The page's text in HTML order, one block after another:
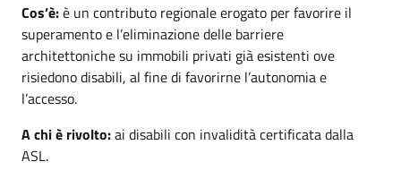
Cos’è:è un contributo regionale erogato per favorire il
superamento e l’eliminazione delle barriere
architettoniche su immobili privati già esistenti ove
risiedono disabili, al fine di favorirne l’autonomia e
l’accesso.
A chi è rivolto:ai disabili con invalidità certificata dalla
ASL.